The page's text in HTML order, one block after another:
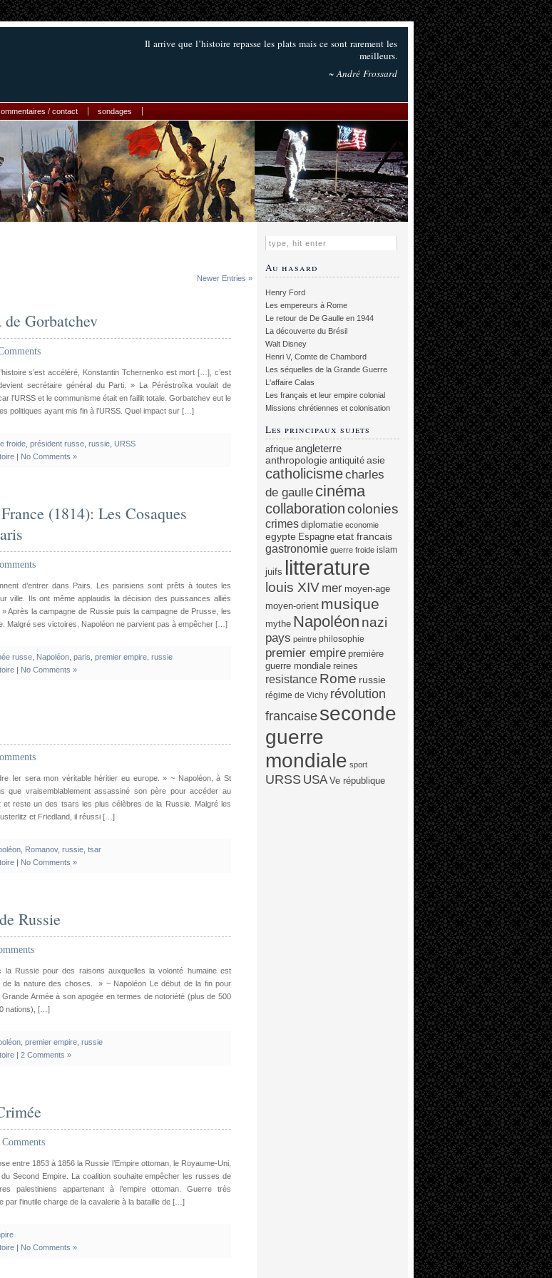
Il arrive que l’histoire repasse les plats mais ce sont rarement les
meilleurs.
~ André Frossard
/ contact sondages
Newer Entries »
Gorbatchev
s’est accéléré, Konstantin Tchernenko est mort […], c’est
secrétaire général du Parti. » La Péréstroïka voulait de
l’URSS et le communisme était en faillit totale. Gorbatchev eut le
politiques ayant mis fin à l’URSS. Quel impact sur […]
froide président russe russie URSS
| No Comments »
(1814): Les Cosaques
d’entrer dans Pairs. Les parisiens sont prêts à toutes les
ville. Ils ont même applaudis la décision des puissances alliés
Après la campagne de Russie puis la campagne de Prusse, les
Malgré ses victoires, Napoléon ne parvient pas à empêcher […]
russe Napoléon paris premier empire russie
| No Comments »
Ier sera mon véritable héritier eu europe. » ~ Napoléon, à St
que vraisemblablement assassiné son père pour accéder au
et reste un des tsars les plus célèbres de la Russie. Malgré les
et Friedland, il réussi […]
Romanov, russie tsar
| No Comments »
Russie
la Russie pour des raisons auxquelles la volonté humaine est
de la nature des choses. » ~ Napoléon Le début de la fin pour
Grande Armée à son apogée en termes de notoriété (plus de 500
nations), […]
premier empire russie
| 2 Comments »
entre 1853 à 1856 la Russie l’Empire ottoman, le Royaume-Uni,
Second Empire. La coalition souhaite empêcher les russes de
palestiniens appartenant à l’empire ottoman. Guerre très
par l’inutile charge de la cavalerie à la bataille de […]
| No Comments »
Au hasard
Henry Ford
Les empereurs à Rome
Le retour de De Gaulle en 1944
La découverte du Brésil
Walt Disney
Henri V, Comte de Chambord
Les séquelles de la Grande Guerre
L'affaire Calas
Les français et leur empire colonial
Missions chrétiennes et colonisation
Les principaux sujets
afrique angleterre
anthropologie antiquité asie
catholicismecharles
de gaulle cinéma
collaborationcolonies
crimes diplomatie economie
egypte Espagne etat francais
gastronomie guerre froide islam
juifs litterature
louis XIV mer moyen-age
moyen-orient musique
mythe Napoléon nazi
pays peintre philosophie
premier empire première
guerre mondiale reines
resistance Rome russie
régime de Vichy révolution
francaise seconde
guerre
mondiale sport
URSS USA Ve république